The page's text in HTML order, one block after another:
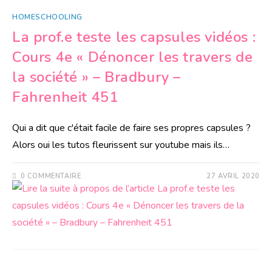
HOMESCHOOLING
La prof.e teste les capsules vidéos :
Cours 4e « Dénoncer les travers de
la société » – Bradbury –
Fahrenheit 451
Qui a dit que c'était facile de faire ses propres capsules ?
Alors oui les tutos fleurissent sur youtube mais ils…
0 COMMENTAIRE 27 AVRIL 2020